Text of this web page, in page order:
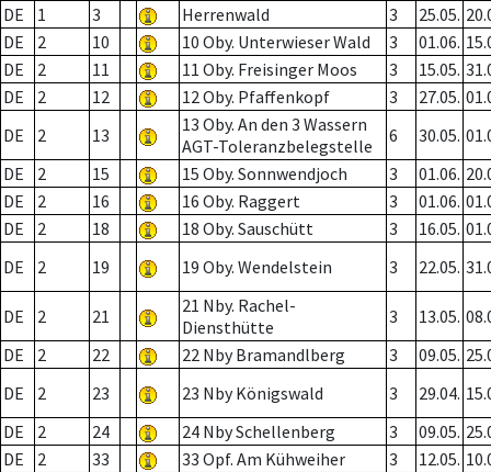
DE
1 3 Herrenwald 3 25.05.
DE
2 10 10 Oby. Unterwieser Wald 3 01.06.
DE
2 11 11 Oby. Freisinger Moos 3 15.05.
DE
2 12 12 Oby. Pfaffenkopf 3 27.05.
DE
2 13
13 Oby. An den 3 Wassern
AGT-Toleranzbelegstelle
6 30.05.
DE
2 15 15 Oby. Sonnwendjoch 3 01.06.
DE
2 16 16 Oby. Raggert 3 01.06.
DE
2 18 18 Oby. Sauschütt 3 16.05.
DE
2 19 19 Oby. Wendelstein 3 22.05.
DE 2 21
21 Nby. Rachel-
Diensthütte
3 13.05.
DE
2 22 22 Nby Bramandlberg 3 09.05.
DE
2 23 23 Nby Königswald 3 29.04.
DE
2 24 24 Nby Schellenberg 3 09.05.
DE
2 33 33 Opf. Am Kühweiher 3 12.05.